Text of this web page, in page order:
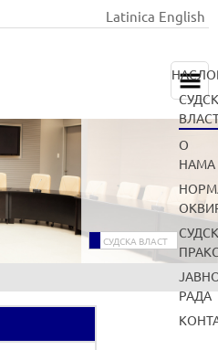
Latinica English
О
НАМА
РАДА
СУДСКА ВЛАСТ